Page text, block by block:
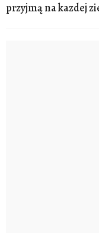
przyjmą na kazdej